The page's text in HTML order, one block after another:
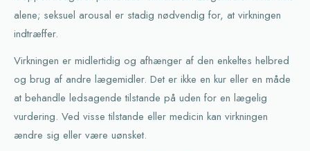
alene; seksuel arousal er stadig nødvendig for, at virkningen
indtræffer.
Virkningen er midlertidig og afhænger af den enkeltes helbred
og brug af andre lægemidler. Det er ikke en kur eller en måde
at behandle ledsagende tilstande på uden for en lægelig
vurdering. Ved visse tilstande eller medicin kan virkningen
ændre sig eller være uønsket.